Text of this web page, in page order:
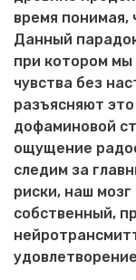
время понимая,
Данный
при котором
чувства без
разъясняют
дофаминовой
ощущение
следим за
риски, наш
собственный,